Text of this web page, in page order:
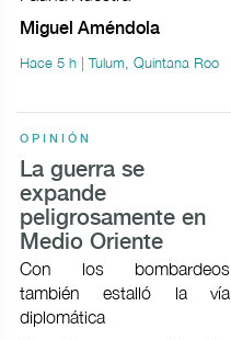
Miguel Améndola
Hace 5 h | Tulum, Quintana Roo
OPINIÓN
La guerra se
expande
peligrosamente en
Medio Oriente
Con los bombardeos
también estalló la vía
diplomática